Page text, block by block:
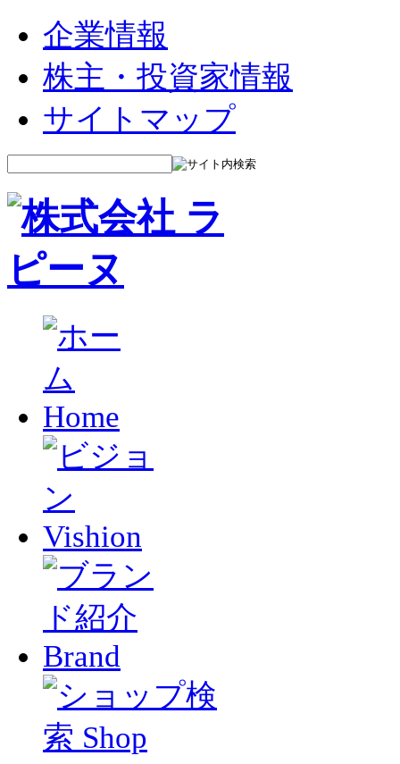
企業情報
株主・投資家情報
サイトマップ